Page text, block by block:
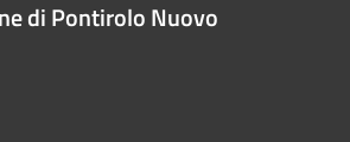
di Pontirolo Nuovo